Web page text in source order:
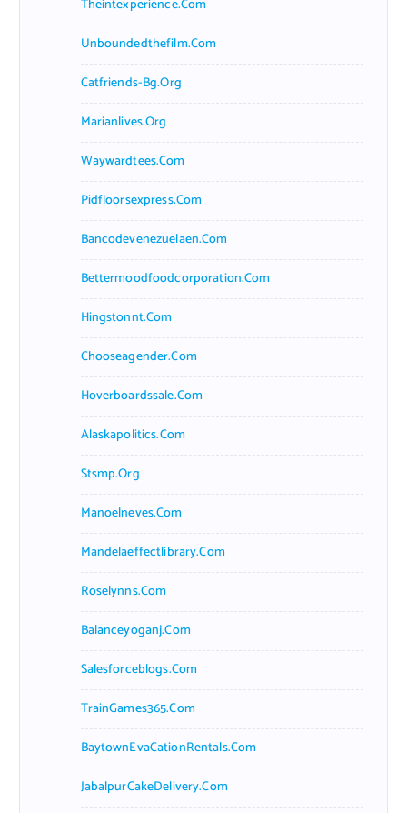
Theintexperience.com
Unboundedthefilm.com
Catfriends-Bg.org
Marianlives.org
Waywardtees.com
Pidfloorsexpress.com
Bancodevenezuelaen.com
Bettermoodfoodcorporation.com
Hingstonnt.com
Chooseagender.com
Hoverboardssale.com
Alaskapolitics.com
Stsmp.org
Manoelneves.com
Mandelaeffectlibrary.com
Roselynns.com
Balanceyoganj.com
Salesforceblogs.com
TrainGames365.com
BaytownEvaCationRentals.com
JabalpurCakeDelivery.com